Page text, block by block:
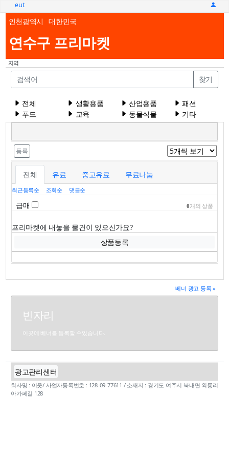
eut
인천광역시 대한민국
연수구 프리마켓
지역
찾기
전체 생활용품 산업용품
패션
푸드
교육 동물식물 기타
등록
전체 유료 중고유료 무료나눔
최근등록순 조회순 댓글순
급매 0개의 상품
프리마켓에 내놓을 물건이 있으신가요?
상품등록
베너 광고 등록 »
빈자리
이곳에 베너를 등록할 수있습니다.
광고관리센터
회사명 : 이웃/ 사업자등록번호 : 128-09-77611 / 소재지 : 경기도 여주시 북내면 외룡리
아가페길 128